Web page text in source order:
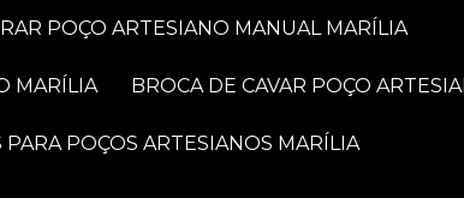
POÇO ARTESIANO MANUAL MARÍLIA
MARÍLIA BROCA DE CAVAR POÇO
PARA POÇOS ARTESIANOS MARÍLIA